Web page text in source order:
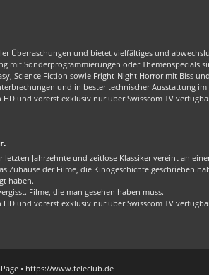
Überraschungen und bietet vielfältiges und
mit Sonderprogrammierungen oder Themenspecials
Science Fiction sowie Fright-Night Horror mit Biss
und in bester technischer Ausstattung
HD und vorerst exklusiv nur über Swisscom TV
letzten Jahrzehnte und zeitlose Klassiker vereint an
Zuhause der Filme, die Kinogeschichte geschrieben
haben.
Filme, die man gesehen haben muss.
HD und vorerst exklusiv nur über Swisscom TV
• https://www.teleclub.de